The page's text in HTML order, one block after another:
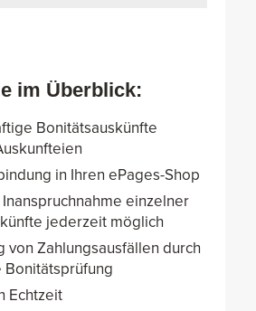
im Überblick:
Bonitätsauskünfte
in Ihren ePages-Shop
einzelner
jederzeit möglich
von Zahlungsausfällen durch
Echtzeit